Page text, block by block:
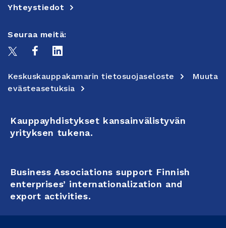
Yhteystiedot
Seuraa meitä:
Keskuskauppakamarin tietosuojaseloste
Muuta
evästeasetuksia
Kauppayhdistykset kansainvälistyvän
yrityksen tukena.
Business Associations support Finnish
enterprises’ internationalization and
export activities.